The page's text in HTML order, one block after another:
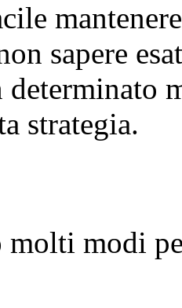
sapere
determinato
strategia.
modi